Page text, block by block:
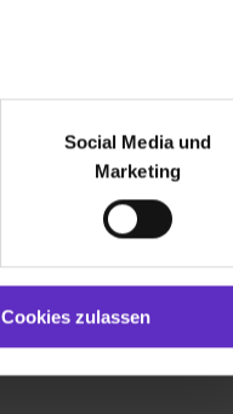
bei Benutzung der
zu analysieren
soziale Medien, Werbung
Marketing“). Unsere
bereitgestellt hast oder
auch damit
und hierfür
Social Media und
Marketing
Cookies zulassen